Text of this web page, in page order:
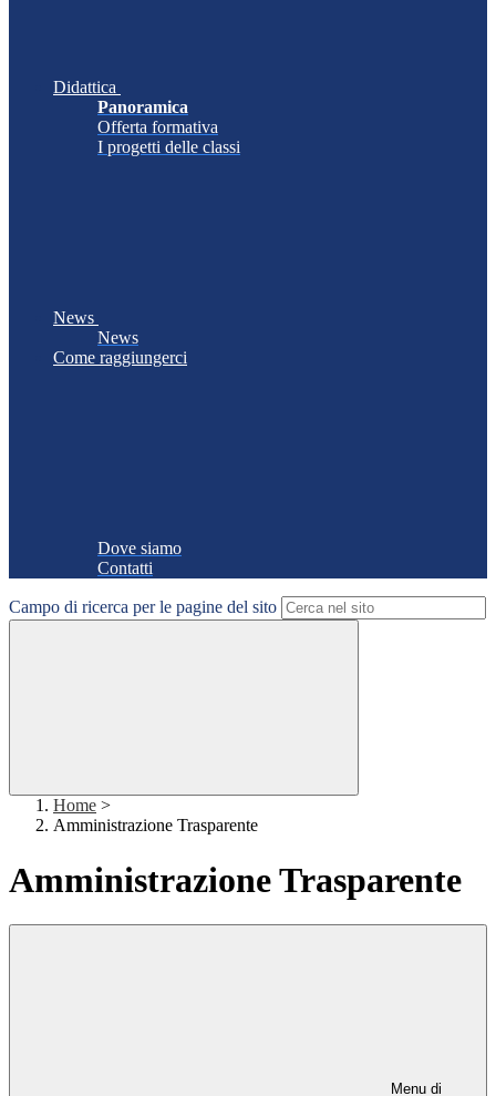
Didattica
Panoramica
Offerta formativa
I progetti delle classi
News
News
Come raggiungerci
Dove siamo
Contatti
Campo di ricerca per le pagine del sito
Home >
Amministrazione Trasparente
Amministrazione Trasparente
Menu di